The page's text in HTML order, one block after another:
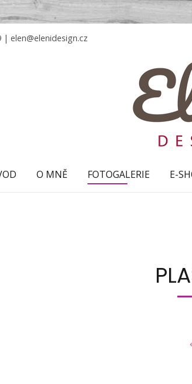
| elen@elenidesign.cz
O MNĚ FOTOGALERIE E-